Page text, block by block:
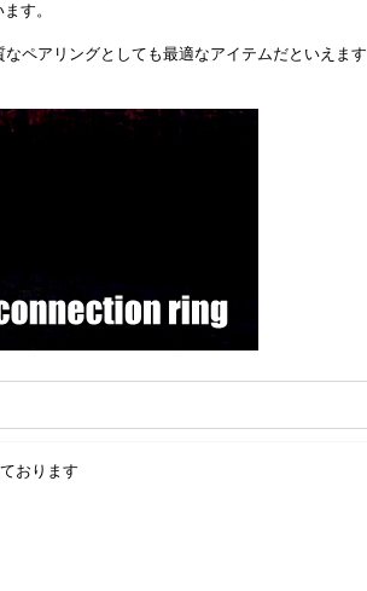
す。
ペアリングとしても最適なアイテムだといえます
おります